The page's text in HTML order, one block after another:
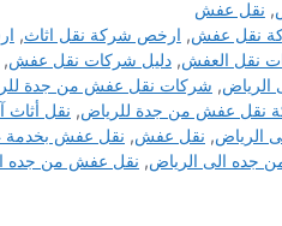
, نقل عفش
نقل عفش, ارخص شركة نقل اثاث,
نقل العفش, دليل شركات نقل عفش,
, شركات نقل عفش من جدة
نقل عفش من جدة للرياض, نقل أثاث
الرياض, نقل عفش, نقل عفش بخدمة 24 ساعة
جده الى الرياض, نقل عفش من جده